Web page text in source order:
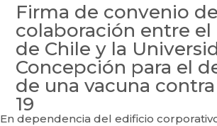
Firma de convenio de
colaboración entre el
de Chile y la
Concepción para el
de una vacuna contra
19
En dependencia del edificio